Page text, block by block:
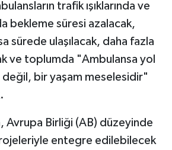
trafik ışıklarında ve
bekleme süresi azalacak,
sürede ulaşılacak, daha fazla
ve toplumda "Ambulansa yol
bir yaşam meselesidir"
Avrupa Birliği (AB) düzeyinde
entegre edilebilecek